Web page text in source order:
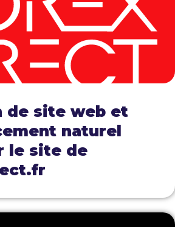
de site web et
naturel
le site de